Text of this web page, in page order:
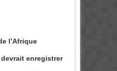
l’Afrique
enregistrer